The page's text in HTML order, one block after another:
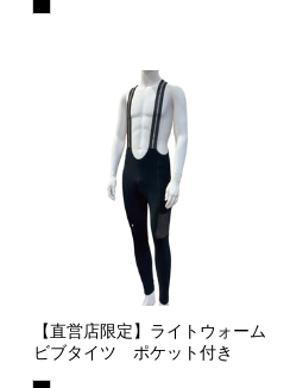
【直営店限定】ライトウォーム
ビブタイツ ポケット付き